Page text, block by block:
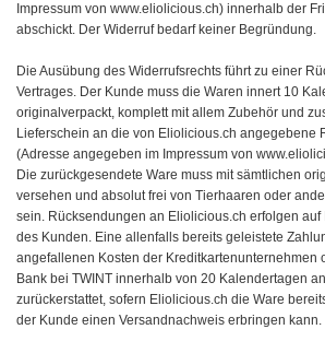
Impressum von www.eliolicious.ch) innerhalb der
abschickt. Der Widerruf bedarf keiner Begründung.
Die Ausübung des Widerrufsrechts führt zu einer
Vertrages. Der Kunde muss die Waren innert 10
originalverpackt, komplett mit allem Zubehör und
Lieferschein an die von Eliolicious.ch angegebene
(Adresse angegeben im Impressum von
Die zurückgesendete Ware muss mit sämtlichen
versehen und absolut frei von Tierhaaren oder
sein. Rücksendungen an Eliolicious.ch erfolgen
des Kunden. Eine allenfalls bereits geleistete
angefallenen Kosten der Kreditkartenunternehmen
Bank bei TWINT innerhalb von 20 Kalendertagen
zurückerstattet, sofern Eliolicious.ch die Ware
der Kunde einen Versandnachweis erbringen kann.